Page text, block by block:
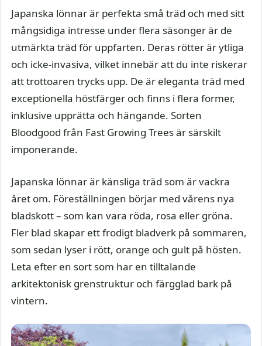
Japanska lönnar är perfekta små träd och med sitt
mångsidiga intresse under flera säsonger är de
utmärkta träd för uppfarten. Deras rötter är ytliga
och icke-invasiva, vilket innebär att du inte riskerar
att trottoaren trycks upp. De är eleganta träd med
exceptionella höstfärger och finns i flera former,
inklusive upprätta och hängande. Sorten
Bloodgood från Fast Growing Trees är särskilt
imponerande.
Japanska lönnar är känsliga träd som är vackra
året om. Föreställningen börjar med vårens nya
bladskott – som kan vara röda, rosa eller gröna.
Fler blad skapar ett frodigt bladverk på sommaren,
som sedan lyser i rött, orange och gult på hösten.
Leta efter en sort som har en tilltalande
arkitektonisk grenstruktur och färgglad bark på
vintern.